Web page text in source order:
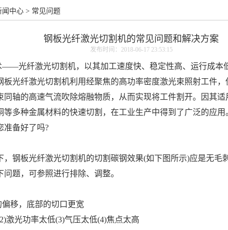
闻中心 > 常见问题
钢板光纤激光切割机的常见问题和解决方案
发布时间：2018-06-17 23:53:15
——光纤激光切割机，以其加工速度快、稳定性高、运行成
板光纤激光切割机利用经聚焦的高功率密度激光束照射工件
同轴的高速气流吹除熔融物质，从而实现将工件割开。因其
等多种金属材料的快速切割，在工业生产中得到了广泛的应
准备好了吗?
钢板光纤激光切割机的切割碳钢效果(如下图所示)应是无毛
题，可参照进行排除、调整。
移，底部的切口更宽
激光功率太低(3)气压太低(4)焦点太高